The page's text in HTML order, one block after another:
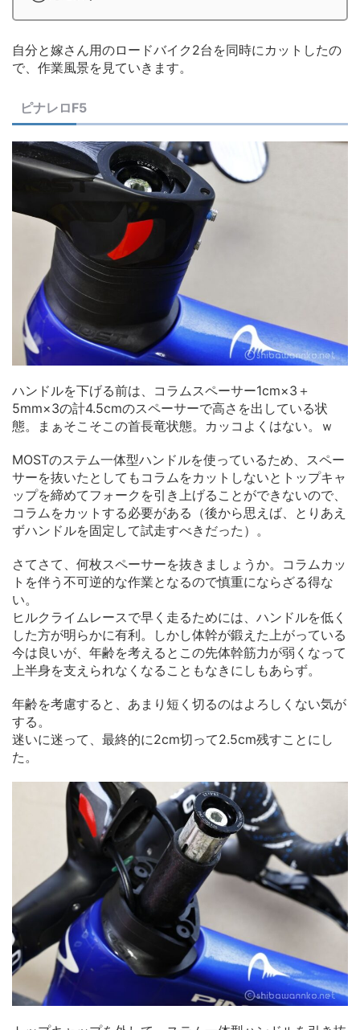
自分と嫁さん用のロードバイク2台を同時にカットしたの
で、作業風景を見ていきます。
ピナレロF5
ハンドルを下げる前は、コラムスペーサー1cm×3＋
5mm×3の計4.5cmのスペーサーで高さを出している状
態。まぁそこそこの首長竜状態。カッコよくはない。ｗ
MOSTのステム一体型ハンドルを使っているため、スペー
サーを抜いたとしてもコラムをカットしないとトップキャ
ップを締めてフォークを引き上げることができないので、
コラムをカットする必要がある（後から思えば、とりあえ
ずハンドルを固定して試走すべきだった）。
さてさて、何枚スペーサーを抜きましょうか。コラムカッ
トを伴う不可逆的な作業となるので慎重にならざる得な
い。
ヒルクライムレースで早く走るためには、ハンドルを低く
した方が明らかに有利。しかし体幹が鍛えた上がっている
今は良いが、年齢を考えるとこの先体幹筋力が弱くなって
上半身を支えられなくなることもなきにしもあらず。
年齢を考慮すると、あまり短く切るのはよろしくない気が
する。
迷いに迷って、最終的に2cm切って2.5cm残すことにし
た。